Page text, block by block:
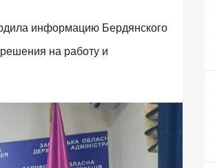
информацию Бердянского
на работу и